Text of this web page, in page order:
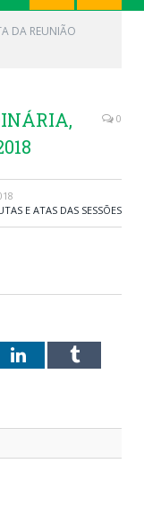
DA REUNIÃO
0
E ATAS DAS SESSÕES
LinkedInTumblr